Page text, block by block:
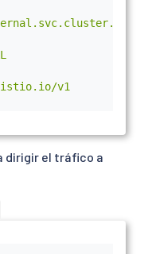
v1
nginx
dirigir el tráfico a